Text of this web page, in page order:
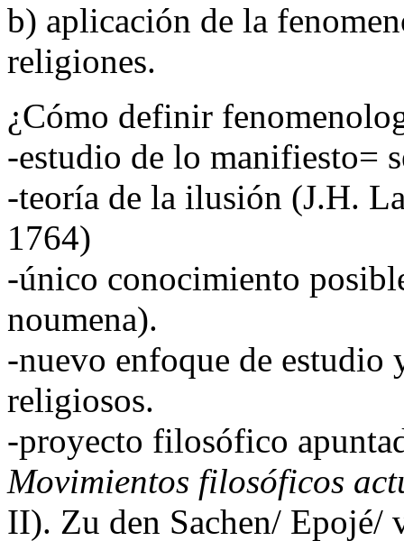
b) aplicación de la
religiones.
¿Cómo definir
-estudio de lo manifiesto=
-teoría de la ilusión (J.H.
1764)
-único conocimiento
noumena).
-nuevo enfoque de estudio
religiosos.
-proyecto filosófico
Movimientos filosóficos
II). Zu den Sachen/ Epojé/